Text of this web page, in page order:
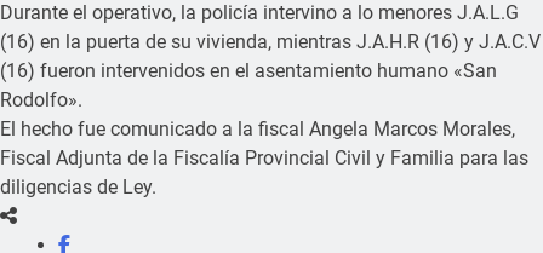
Durante el operativo, la policía intervino a lo menores J.A.L.G
(16) en la puerta de su vivienda, mientras J.A.H.R (16) y J.A.C.V
(16) fueron intervenidos en el asentamiento humano «San
Rodolfo».
El hecho fue comunicado a la fiscal Angela Marcos Morales,
Fiscal Adjunta de la Fiscalía Provincial Civil y Familia para las
diligencias de Ley.